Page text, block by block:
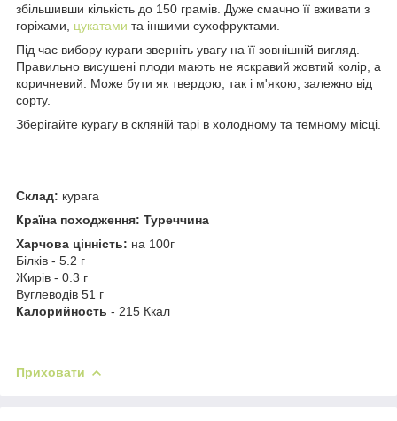
збільшивши кількість до 150 грамів. Дуже смачно її вживати з
горіхами, цукатами та іншими сухофруктами.
Під час вибору кураги зверніть увагу на її зовнішній вигляд.
Правильно висушені плоди мають не яскравий жовтий колір, а
коричневий. Може бути як твердою, так і м'якою, залежно від
сорту.
Зберігайте курагу в скляній тарі в холодному та темному місці.
Склад: курага
Країна походження: Туреччина
Харчова цінність: на 100г
Білків - 5.2 г
Жирів - 0.3 г
Вуглеводів 51 г
Калорийность - 215 Ккал
Приховати